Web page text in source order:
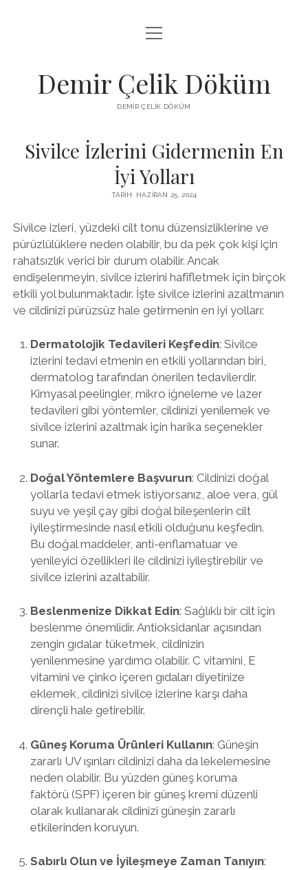
LISTE
ŞIFRESIZ INSTAGRAM BEĞENI KASMA
menüyü
aç
Demir Çelik Döküm
DEMIR ÇELIK DÖKÜM
Sivilce İzlerini Gidermenin En
İyi Yolları
TARIH: HAZIRAN 25, 2024
Sivilce izleri, yüzdeki cilt tonu düzensizliklerine ve
pürüzlülüklere neden olabilir, bu da pek çok kişi için
rahatsızlık verici bir durum olabilir. Ancak
endişelenmeyin, sivilce izlerini hafifletmek için birçok
etkili yol bulunmaktadır. İşte sivilce izlerini azaltmanın
ve cildinizi pürüzsüz hale getirmenin en iyi yolları:
Dermatolojik Tedavileri Keşfedin: Sivilce
izlerini tedavi etmenin en etkili yollarından biri,
dermatolog tarafından önerilen tedavilerdir.
Kimyasal peelingler, mikro iğneleme ve lazer
tedavileri gibi yöntemler, cildinizi yenilemek ve
sivilce izlerini azaltmak için harika seçenekler
sunar.
Doğal Yöntemlere Başvurun: Cildinizi doğal
yollarla tedavi etmek istiyorsanız, aloe vera, gül
suyu ve yeşil çay gibi doğal bileşenlerin cilt
iyileştirmesinde nasıl etkili olduğunu keşfedin.
Bu doğal maddeler, anti-enflamatuar ve
yenileyici özellikleri ile cildinizi iyileştirebilir ve
sivilce izlerini azaltabilir.
Beslenmenize Dikkat Edin: Sağlıklı bir cilt için
beslenme önemlidir. Antioksidanlar açısından
zengin gıdalar tüketmek, cildinizin
yenilenmesine yardımcı olabilir. C vitamini, E
vitamini ve çinko içeren gıdaları diyetinize
eklemek, cildinizi sivilce izlerine karşı daha
dirençli hale getirebilir.
Güneş Koruma Ürünleri Kullanın: Güneşin
zararlı UV ışınları cildinizi daha da lekelemesine
neden olabilir. Bu yüzden güneş koruma
faktörü (SPF) içeren bir güneş kremi düzenli
olarak kullanarak cildinizi güneşin zararlı
etkilerinden koruyun.
Sabırlı Olun ve İyileşmeye Zaman Tanıyın: